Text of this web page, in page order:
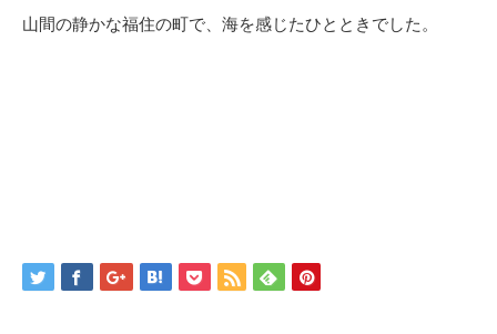
山間の静かな福住の町で、海を感じたひとときでした。